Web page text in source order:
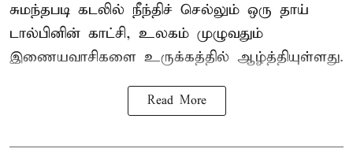
சுமந்தபடி கடலில் நீந்திச் செல்லும் ஒரு தாய்
டால்பினின் காட்சி, உலகம் முழுவதும்
இணையவாசிகளை உருக்கத்தில் ஆழ்த்தியுள்ளது.
Read More